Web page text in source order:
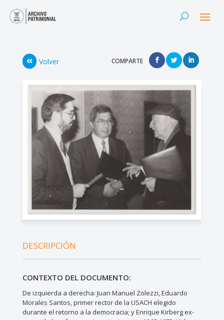
Volver COMPARTE
DESCRIPCIÓN
CONTEXTO DEL DOCUMENTO:
De izquierda a derecha: Juan Manuel Zolezzi, Eduardo
Morales Santos, primer rector de la USACH elegido
durante el retorno a la democracia; y Enrique Kirberg ex-